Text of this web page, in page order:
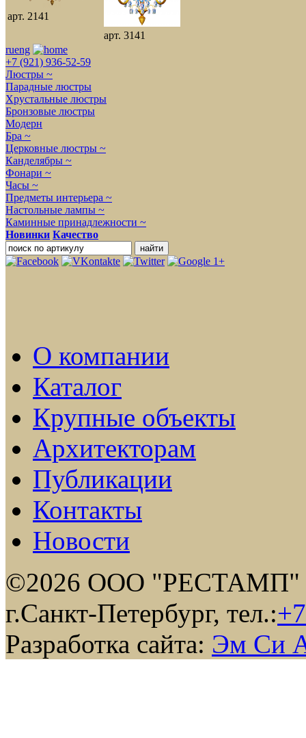
арт. 2141
арт. 3141
rueng
+7 (921) 936-52-59
Люстры ~
Парадные люстры
Хрустальные люстры
Бронзовые люстры
Модерн
Бра ~
Церковные люстры ~
Канделябры ~
Фонари ~
Часы ~
Предметы интерьера ~
Настольные лампы ~
Каминные принадлежности ~
Новинки Качество
О компании
Каталог
Крупные объекты
Архитекторам
Публикации
Контакты
Новости
©2026 ООО "РЕСТАМП"
г.Санкт-Петербург, тел.:
Разработка сайта: Эм Си